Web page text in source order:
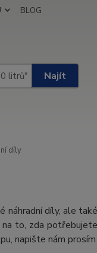
BLOG
Najít
díly
náhradní díly, ale
to, zda
napište nám prosím